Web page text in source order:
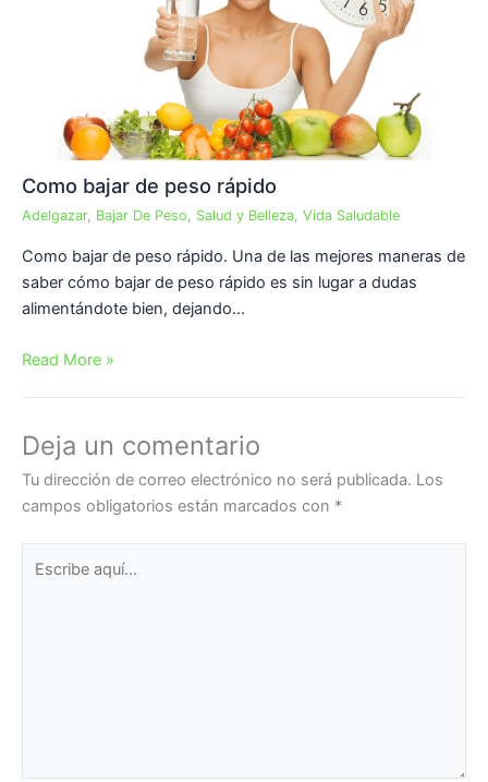
Como bajar de peso rápido
Adelgazar, Bajar De Peso, Salud y Belleza, Vida Saludable
Como bajar de peso rápido. Una de las mejores maneras de
saber cómo bajar de peso rápido es sin lugar a dudas
alimentándote bien, dejando…
Read More »
Deja un comentario
Tu dirección de correo electrónico no será publicada. Los
campos obligatorios están marcados con *
aquí...